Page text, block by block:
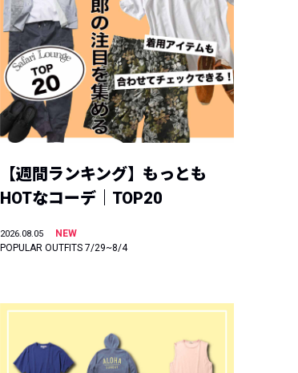
【週間ランキング】もっとも
HOTなコーデ｜TOP20
2026.08.05
NEW
POPULAR OUTFITS 7/29~8/4